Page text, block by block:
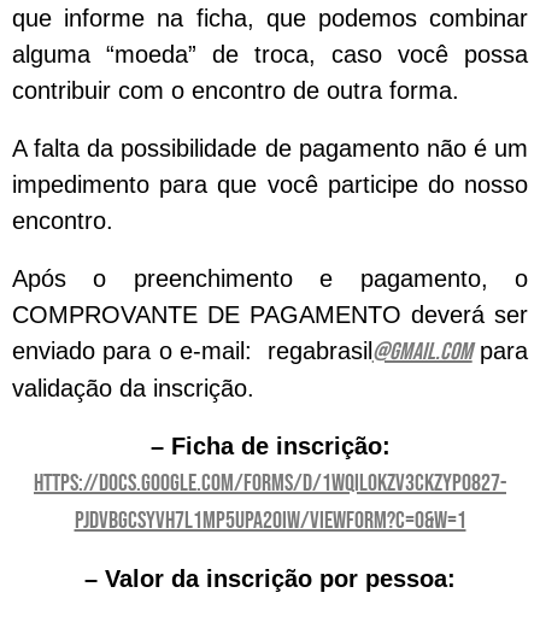
que informe na ficha, que podemos combinar
alguma “moeda” de troca, caso você possa
contribuir com o encontro de outra forma.
A falta da possibilidade de pagamento não é um
impedimento para que você participe do nosso
encontro.
Após o preenchimento e pagamento, o
COMPROVANTE DE PAGAMENTO deverá ser
enviado para o e-mail: regabrasil@gmail.compara
validação da inscrição.
– Ficha de inscrição:
https://docs.google.com/forms/d/1wQIl0Kzv3CkZYP0827-
pJdvBgCsyvh7L1Mp5uPa20iw/viewform?c=0&w=1
– Valor da inscrição por pessoa: